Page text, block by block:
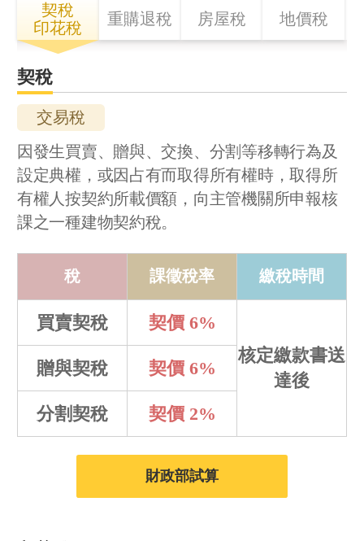
契稅
印花稅
重購退稅 房屋稅 地價稅
契稅
交易稅
因發生買賣、贈與、交換、分割等移轉行為及
設定典權，或因占有而取得所有權時，取得所
有權人按契約所載價額，向主管機關所申報核
課之一種建物契約稅。
稅 課徵稅率 繳稅時間
買賣契稅
契價 6%
核定繳款書送
達後
贈與契稅 契價 6%
分割契稅 契價 2%
財政部試算